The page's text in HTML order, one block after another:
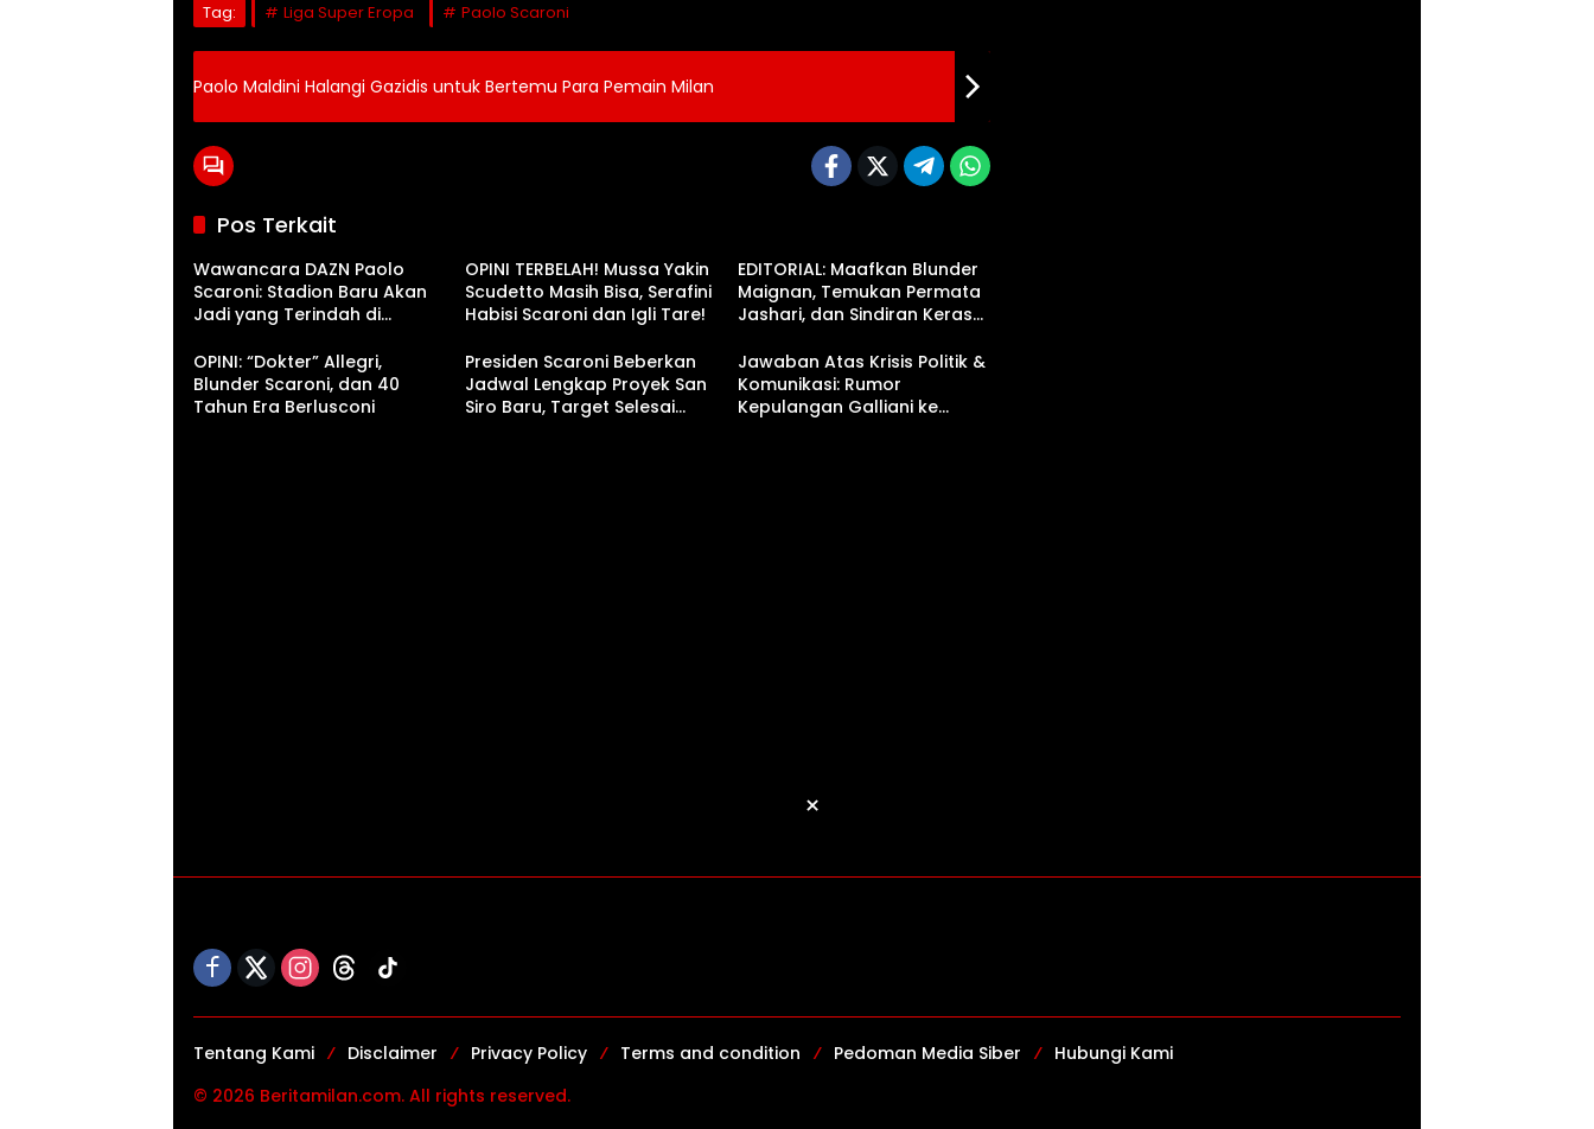
Tag: Liga Super Eropa Paolo Scaroni
Paolo Maldini Halangi Gazidis untuk Bertemu Para Pemain Milan
Pos Terkait
Wawancara DAZN Paolo
Scaroni: Stadion Baru Akan
Jadi yang Terindah di
OPINI TERBELAH! Mussa Yakin
Scudetto Masih Bisa, Serafini
Habisi Scaroni dan Igli Tare!
EDITORIAL: Maafkan Blunder
Maignan, Temukan Permata
Jashari, dan Sindiran Keras
OPINI: “Dokter” Allegri,
Blunder Scaroni, dan 40
Tahun Era Berlusconi
Presiden Scaroni Beberkan
Jadwal Lengkap Proyek San
Siro Baru, Target Selesai
Jawaban Atas Krisis Politik &
Komunikasi: Rumor
Kepulangan Galliani ke
Tentang Kami Disclaimer Privacy Policy Terms and condition Pedoman Media Siber
Hubungi Kami
© 2026 Beritamilan.com. All rights reserved.
×